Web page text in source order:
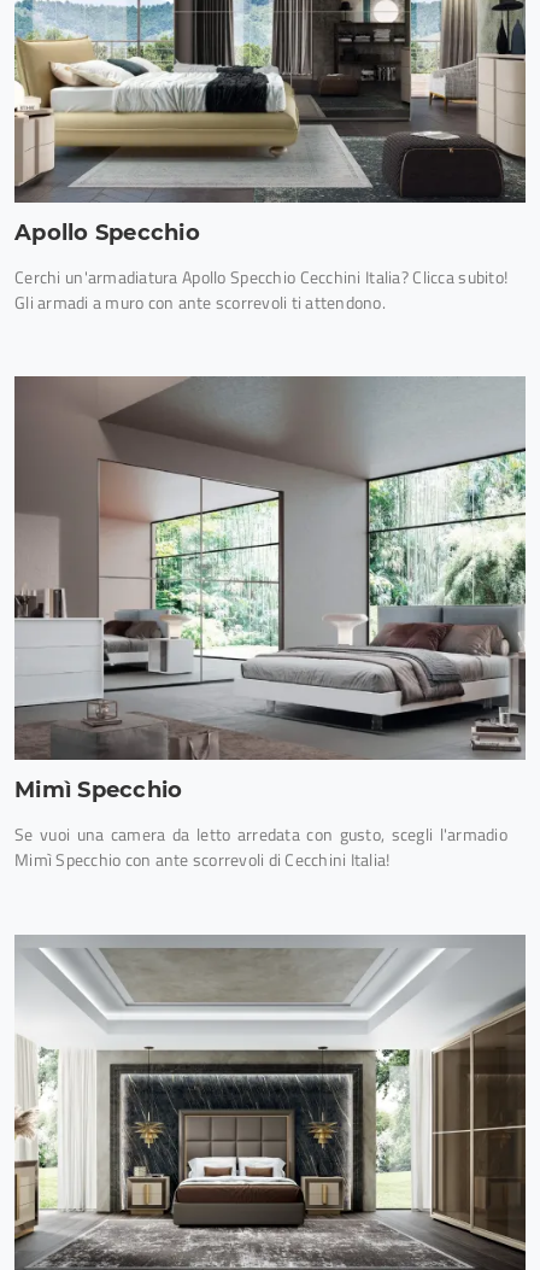
Apollo Specchio
Cerchi un'armadiatura Apollo Specchio Cecchini Italia? Clicca subito!
Gli armadi a muro con ante scorrevoli ti attendono.
Mimì Specchio
Se vuoi una camera da letto arredata con gusto, scegli l'armadio
Mimì Specchio con ante scorrevoli di Cecchini Italia!